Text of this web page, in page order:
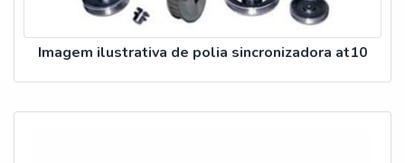
Imagem ilustrativa de polia sincronizadora at10